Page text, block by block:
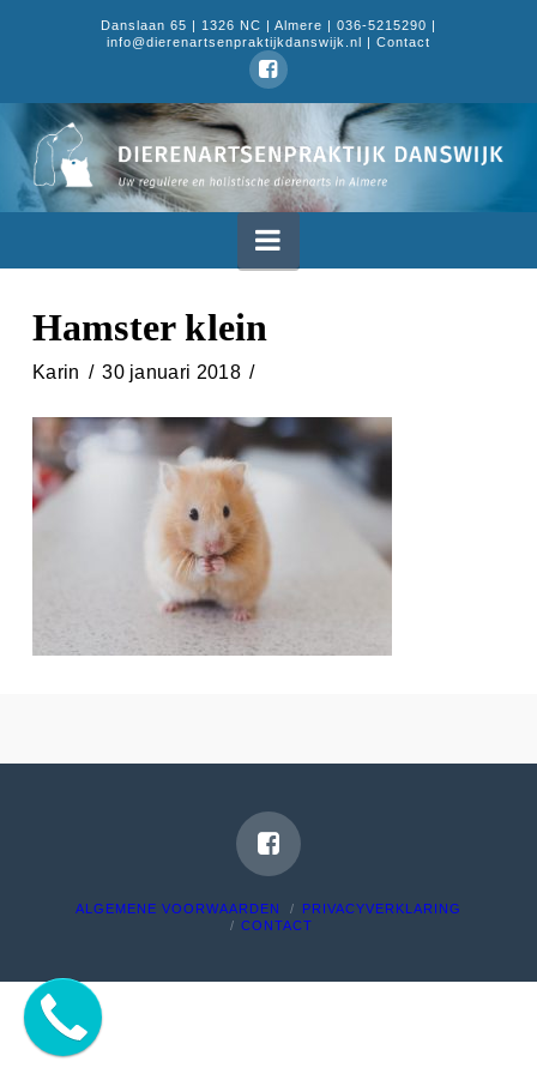
Danslaan 65 | 1326 NC | Almere | 036-5215290 |
info@dierenartsenpraktijkdanswijk.nl | Contact
Dierenartsenpraktijk
Danswijk
Navigation
Hamster klein
Karin 30 januari 2018
ALGEMENE VOORWAARDEN
PRIVACYVERKLARING
CONTACT